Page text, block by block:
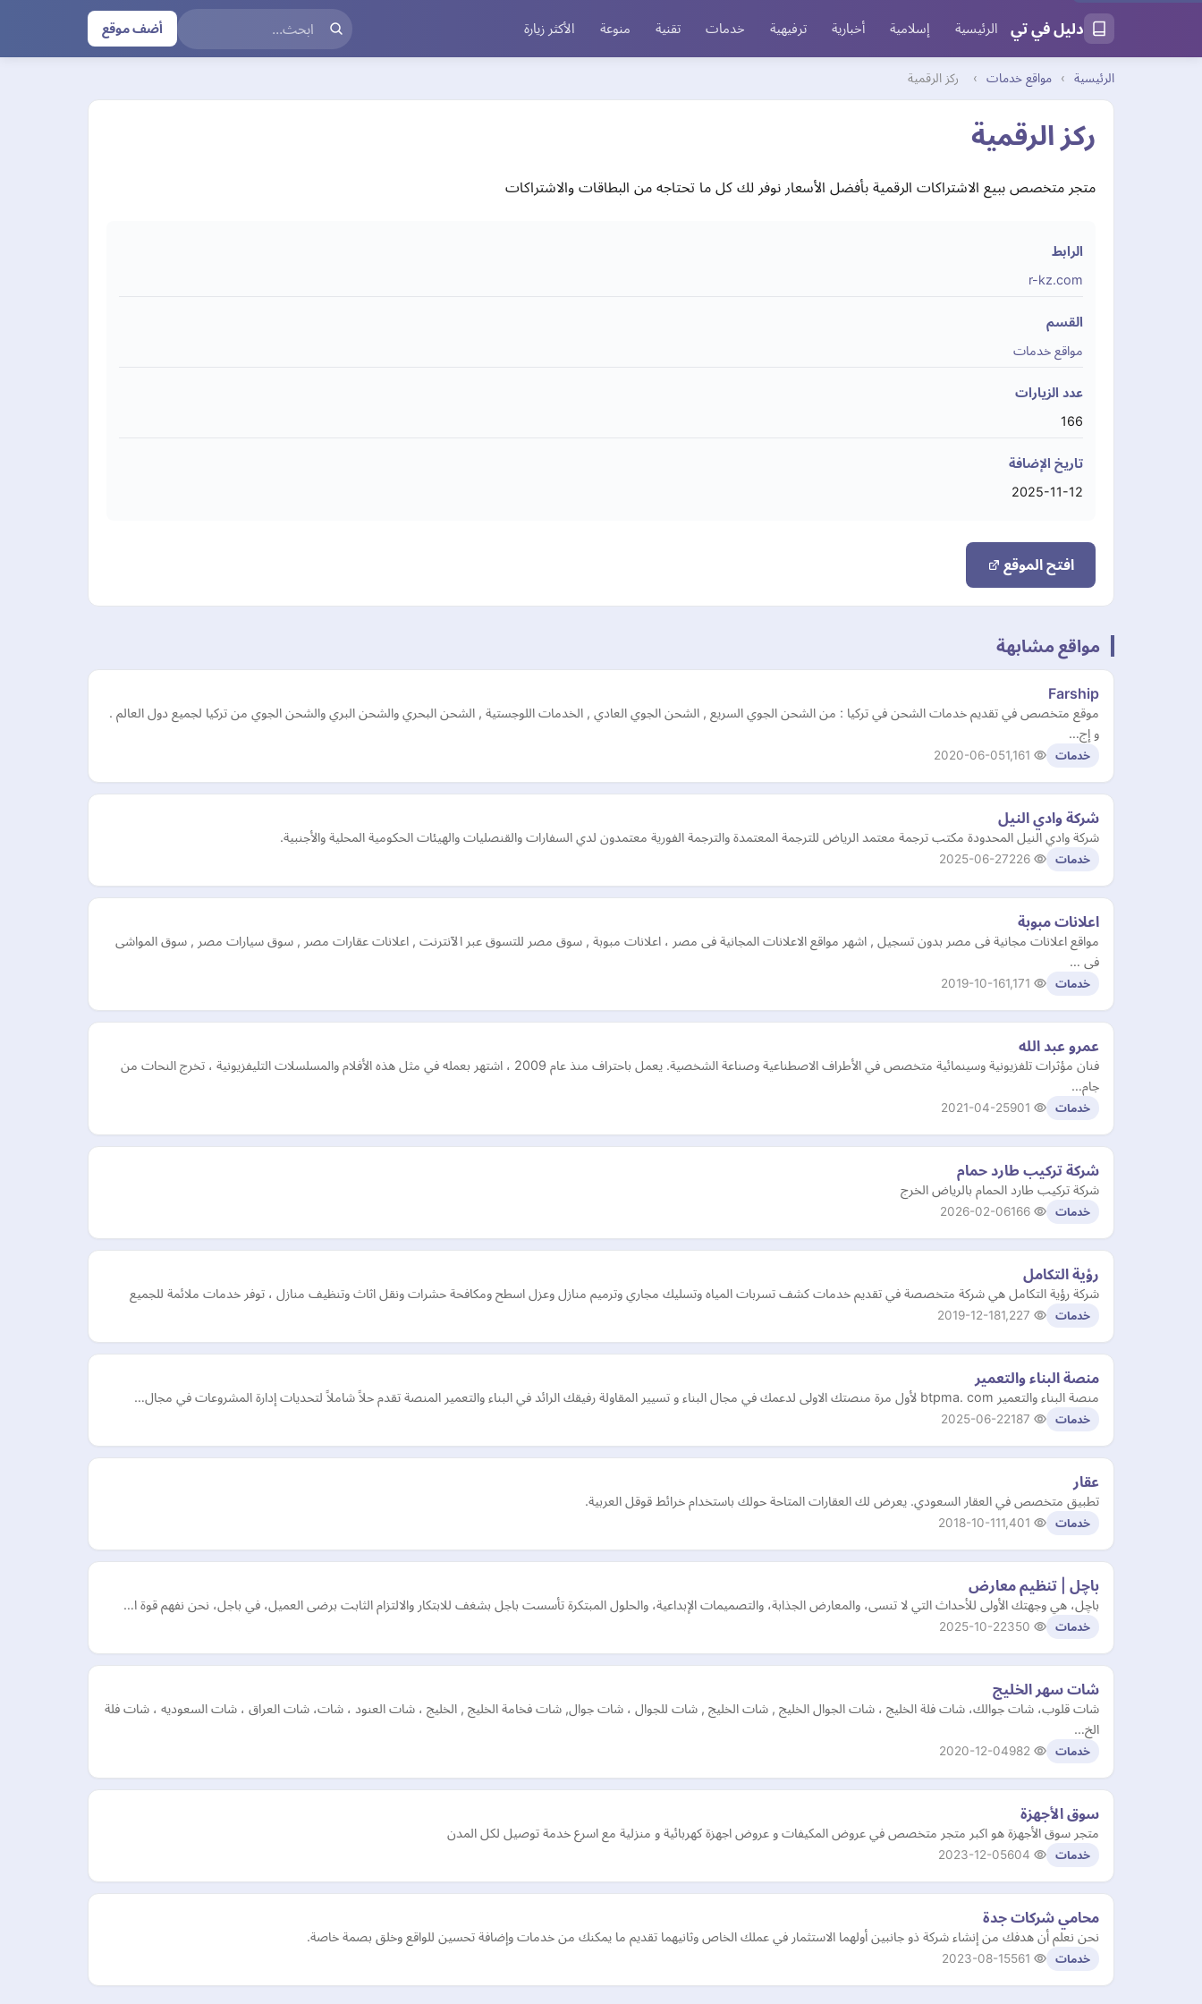
دليل في تي الرئيسية إسلامية أخبارية ترفيهية خدمات تقنية منوعة الأكثر زيارة أضف موقع
الرئيسية › مواقع خدمات › ركز الرقمية
ركز الرقمية
متجر متخصص ببيع الاشتراكات الرقمية بأفضل الأسعار نوفر لك كل ما تحتاجه من البطاقات والاشتراكات
الرابط
r-kz.com
القسم
مواقع خدمات
عدد الزيارات
166
تاريخ الإضافة
2025-11-12
افتح الموقع
مواقع مشابهة
Farship
موقع متخصص في تقديم خدمات الشحن في تركيا : من الشحن الجوي السريع , الشحن الجوي العادي , الخدمات اللوجستية , الشحن البحري والشحن البري والشحن الجوي من تركيا لجميع دول العالم .
و إج…
خدمات 2020-06-05
شركة وادي النيل
شركة وادي النيل المحدودة مكتب ترجمة معتمد الرياض للترجمة المعتمدة والترجمة الفورية معتمدون لدي السفارات والقنصليات والهيئات الحكومية المحلية والأجنبية.
خدمات 2025-06-27
اعلانات مبوبة
مواقع اعلانات مجانية فى مصر بدون تسجيل , اشهر مواقع الاعلانات المجانية فى مصر ، اعلانات مبوبة , سوق مصر للتسوق عبر الآنترنت , اعلانات عقارات مصر , سوق سيارات مصر , سوق المواشى
فى …
خدمات 2019-10-16
عمرو عبد الله
فنان مؤثرات تلفزيونية وسينمائية متخصص في الأطراف الاصطناعية وصناعة الشخصية. يعمل باحتراف منذ عام 2009 ، اشتهر بعمله في مثل هذه الأفلام والمسلسلات التليفزيونية ، تخرج النحات من
جام…
خدمات 2021-04-25
شركة تركيب طارد حمام
شركة تركيب طارد الحمام بالرياض الخرج
خدمات 2026-02-06
رؤية التكامل
شركة رؤية التكامل هي شركة متخصصة في تقديم خدمات كشف تسربات المياه وتسليك مجاري وترميم منازل وعزل اسطح ومكافحة حشرات ونقل اثاث وتنظيف منازل ، توفر خدمات ملائمة للجميع
خدمات 2019-12-18
منصة البناء والتعمير
منصة البناء والتعمير btpma. com لأول مرة منصتك الاولى لدعمك في مجال البناء و تسيير المقاولة رفيقك الرائد في البناء والتعمير المنصة تقدم حلاً شاملاً لتحديات إدارة المشروعات في مجال…
خدمات 2025-06-22
عقار
تطبيق متخصص في العقار السعودي. يعرض لك العقارات المتاحة حولك باستخدام خرائط قوقل العربية.
خدمات 2018-10-11
باچل | تنظيم معارض
باچل، هي وجهتك الأولى للأحداث التي لا تنسى، والمعارض الجذابة، والتصميمات الإبداعية، والحلول المبتكرة تأسست باجل بشغف للابتكار والالتزام الثابت برضى العميل، في باجل، نحن نفهم قوة ا…
خدمات 2025-10-22
شات سهر الخليج
شات قلوب، شات جوالك، شات فلة الخليج ، شات الجوال الخليج , شات الخليج , شات للجوال ، شات جوال, شات فخامة الخليج , الخليج ، شات العنود ، شات، شات العراق ، شات السعوديه ، شات فلة
الخ…
خدمات 2020-12-04
سوق الأجهزة
متجر سوق الأجهزة هو اكبر متجر متخصص في عروض المكيفات و عروض اجهزة كهربائية و منزلية مع اسرع خدمة توصيل لكل المدن
خدمات 2023-12-05
محامي شركات جدة
نحن نعلم أن هدفك من إنشاء شركة ذو جانبين أولهما الاستثمار في عملك الخاص وثانيهما تقديم ما يمكنك من خدمات وإضافة تحسين للواقع وخلق بصمة خاصة.
خدمات 2023-08-15